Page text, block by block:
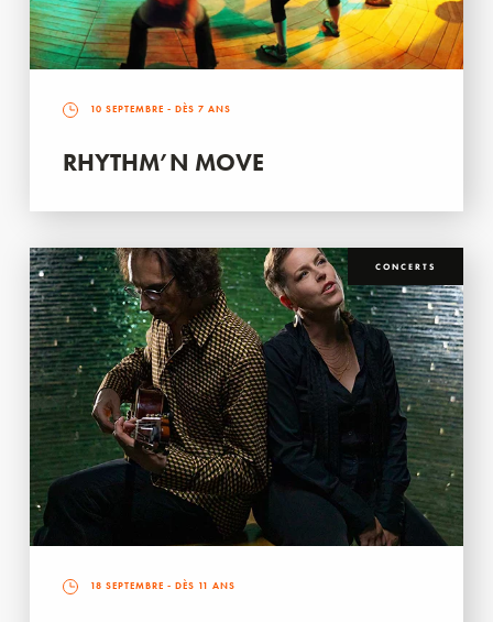
10 SEPTEMBRE - DÈS 7 ANS
RHYTHM’N MOVE
CONCERTS
18 SEPTEMBRE - DÈS 11 ANS